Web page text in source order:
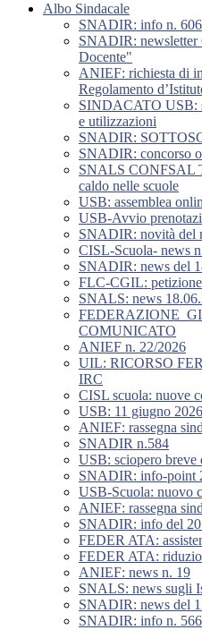
Albo Sindacale
SNADIR: info n.
SNADIR: newsletter
Docente"
ANIEF: richiesta di
Regolamento
SINDACATO USB:
e utilizzazioni
SNADIR:
SNADIR: concorso
SNALS CONFSAL
caldo nelle scuole
USB: assemblea
USB-Avvio
SNADIR: novità del
CISL-Scuola- news
SNADIR: news del
FLC-CGIL: petizione
SNALS: news
COMUNICATO
ANIEF n. 22/2026
UIL: RICORSO
IRC
CISL scuola: nuove
USB: 11 giugno
ANIEF: rassegna
SNADIR n.584
USB: sciopero breve
SNADIR: info-point
USB-Scuola: nuovo
ANIEF: rassegna
SNADIR: info del
FEDER ATA:
FEDER ATA:
ANIEF: news n. 19
SNALS: news sugli
SNADIR: news del
SNADIR: info n. 566